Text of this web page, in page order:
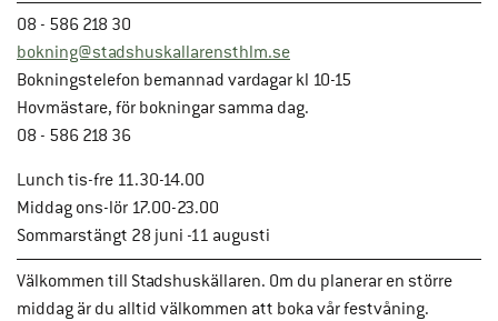
08 - 586 218 30
bokning@stadshuskallarensthlm.se
Bokningstelefon bemannad vardagar kl 10-15
Hovmästare, för bokningar samma dag.
08 - 586 218 36
Lunch tis-fre 11.30-14.00
Middag ons-lör 17.00-23.00
Sommarstängt 28 juni -11 augusti
Välkommen till Stadshuskällaren. Om du planerar en större
middag är du alltid välkommen att boka vår festvåning.